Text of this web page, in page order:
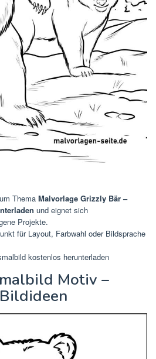
Thema Malvorlage Grizzly Bär –
und eignet sich
Projekte.
für Layout, Farbwahl oder Bildsprache
kostenlos herunterladen
Motiv –